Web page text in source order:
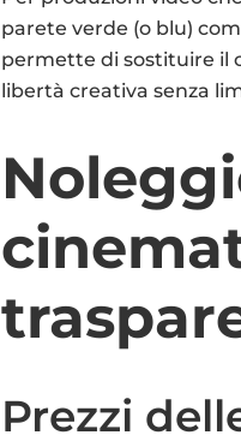
parete verde (o blu)
permette di sostituire il
libertà creativa senza
Prezzi